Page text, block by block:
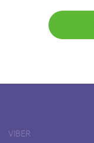
VIBER